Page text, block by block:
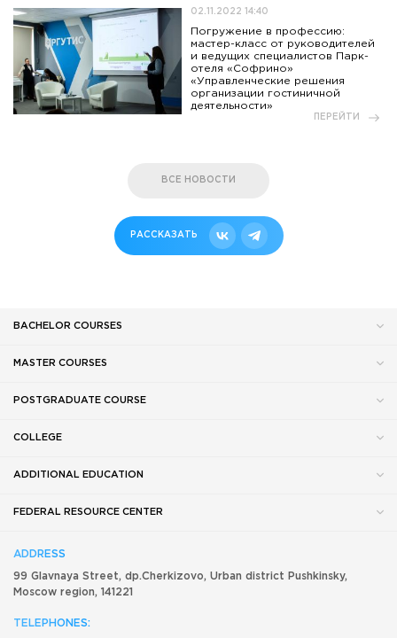
02.11.2022 14:40
Погружение в профессию:
мастер-класс от руководителей
и ведущих специалистов Парк-
отеля «Софрино»
«Управленческие решения
организации гостиничной
деятельности»
ПЕРЕЙТИ
ВСЕ НОВОСТИ
РАССКАЗАТЬ
BACHELOR COURSES
MASTER COURSES
POSTGRADUATE COURSE
COLLEGE
ADDITIONAL EDUCATION
FEDERAL RESOURCE CENTER
ADDRESS
99 Glavnaya Street, dp.Cherkizovo, Urban district Pushkinsky,
Moscow region, 141221
TELEPHONES: